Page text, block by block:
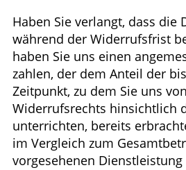
Haben Sie verlangt, dass die
während der Widerrufsfrist
haben Sie uns einen
zahlen, der dem Anteil der
Zeitpunkt, zu dem Sie uns
Widerrufsrechts hinsichtlich
unterrichten, bereits
im Vergleich zum
vorgesehenen